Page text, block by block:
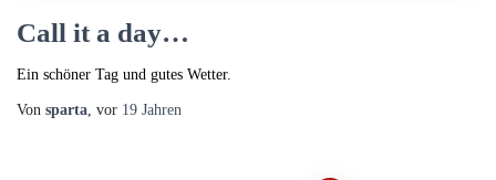
Call it a day…
Ein schöner Tag und gutes Wetter.
Von sparta, vor 19 Jahren